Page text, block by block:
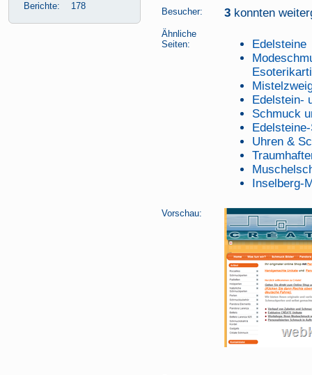
Besucher: 3 konnten
Ähnliche
Seiten:
Edelsteine
Edelstein-
Schmuck
Uhren &
Inselberg-
Vorschau:
Berichte:
178